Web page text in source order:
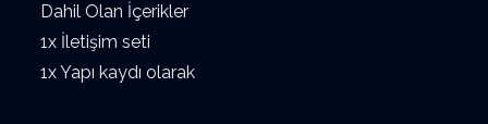
Dahil Olan İçerikler
1x İletişim seti
1x Yapı kaydı olarak